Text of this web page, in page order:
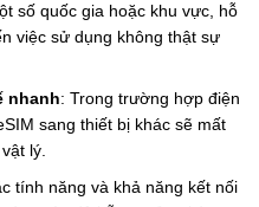
số quốc gia hoặc khu vực, hỗ
việc sử dụng không thật sự
nhanh: Trong trường hợp điện
sang thiết bị khác sẽ mất
lý.
tính năng và khả năng kết nối